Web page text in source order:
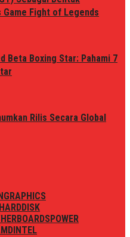
Fight of Legends
Beta Boxing Star: Pahami 7
Rilis Secara Global
GRAPHICS
HARDDISK
POWER
INTEL